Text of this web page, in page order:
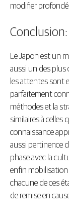
modifier
Conclusion:
Le Japon est un
aussi un des plus
les attentes sont
parfaitement
méthodes et la
similaires à celles
connaissance
aussi pertinence
phase avec la
enfin mobilisation
chacune de ces
de remise en